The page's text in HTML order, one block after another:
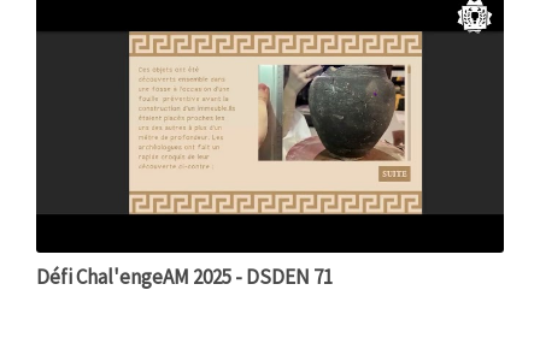
Défi Chal'engeAM 2025 - DSDEN 71